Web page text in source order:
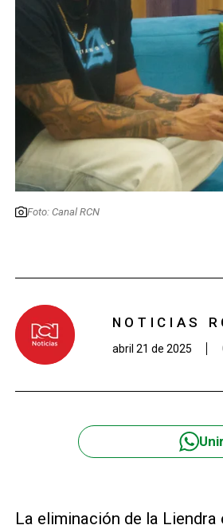
Foto: Canal RCN
NOTICIAS
abril 21 de 2025
La eliminación de la